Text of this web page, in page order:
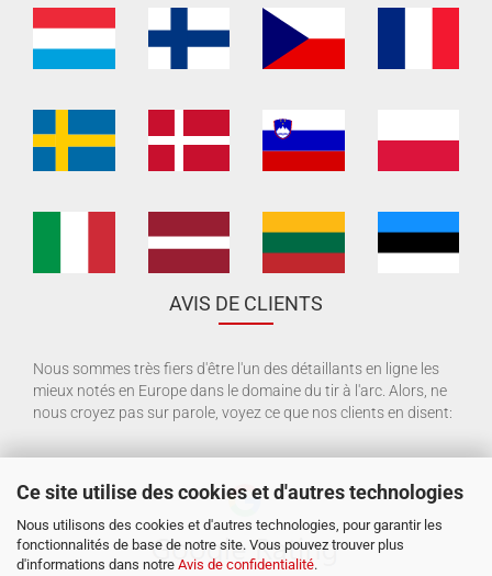
Ce site utilise des cookies et d'autres technologies
Nous utilisons des cookies et d'autres technologies, pour garantir les
fonctionnalités de base de notre site. Vous pouvez trouver plus
d'informations dans notre Avis de confidentialité.
AVIS DE CLIENTS
Nous sommes très fiers d'être l'un des détaillants en ligne les
mieux notés en Europe dans le domaine du tir à l'arc. Alors, ne
nous croyez pas sur parole, voyez ce que nos clients en disent: